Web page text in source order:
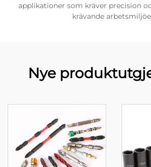
applikationer som kräver precision
krävande
Nye